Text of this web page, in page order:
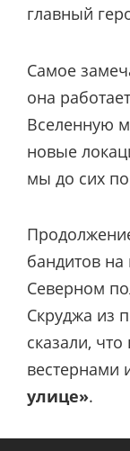
главный
Самое
она
Вселенную
новые
мы до сих
бандитов
Северном
Скруджа из
сказали,
вестернами
улице».